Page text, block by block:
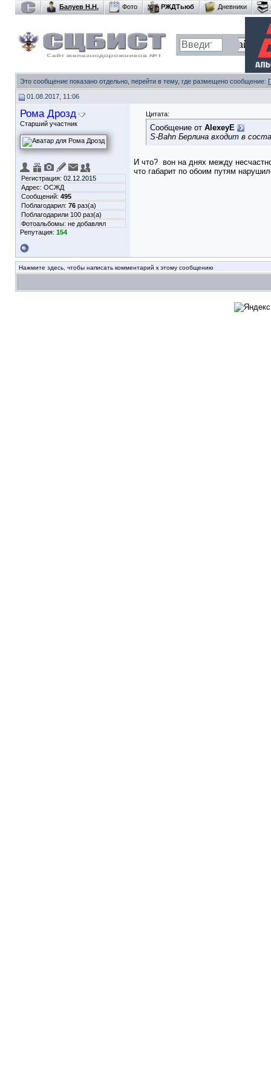
Балуев Н.Н. Фото РЖДТьюб Дневники
Это сообщение показано отдельно, перейти в тему, где размещено сообщение:
01.08.2017, 11:06
Рома Дрозд
Старший участник
Регистрация: 02.12.2015
Адрес: ОСЖД
Сообщений: 495
Поблагодарил: 76 раз(а)
Поблагодарили 100 раз(а)
Фотоальбомы: не добавлял
Репутация: 154
Цитата:
Сообщение от AlexeyE
S-Bahn Берлина входит в
И что? вон на днях между
что габарит по обоим путям
Нажмите здесь, чтобы написать комментарий к этому сообщению